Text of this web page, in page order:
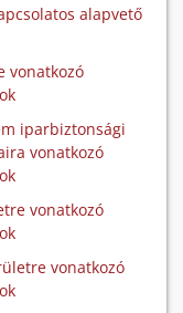
alapvető
vonatkozó
iparbiztonsági
vonatkozó
vonatkozó
vonatkozó